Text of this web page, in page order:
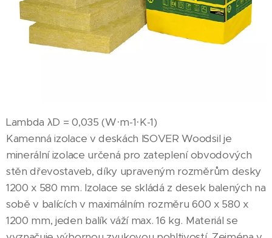
Lambda λD = 0,035 (W·m-1·K-1)
Kamenná izolace v deskách ISOVER Woodsil je
minerální izolace určená pro zateplení obvodových
stěn dřevostaveb, díky upraveným rozměrům desky
1200 x 580 mm. Izolace se skládá z desek balených na
sobě v balících v maximálním rozměru 600 x 580 x
1200 mm, jeden balík váží max. 16 kg. Materiál se